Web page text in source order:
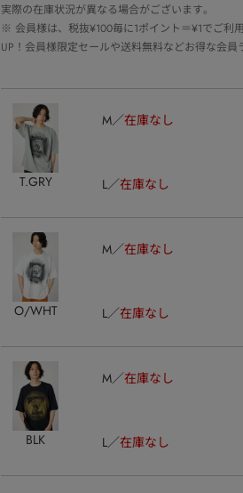
実際の在庫状況が異なる場合がございます。
※ 会員様は、税抜¥100毎に1ポイント＝¥1でご
UP！会員様限定セールや送料無料などお得な会員
T.GRY
M 在庫なし
L 在庫なし
O/WHT
M 在庫なし
L 在庫なし
BLK
M 在庫なし
L 在庫なし